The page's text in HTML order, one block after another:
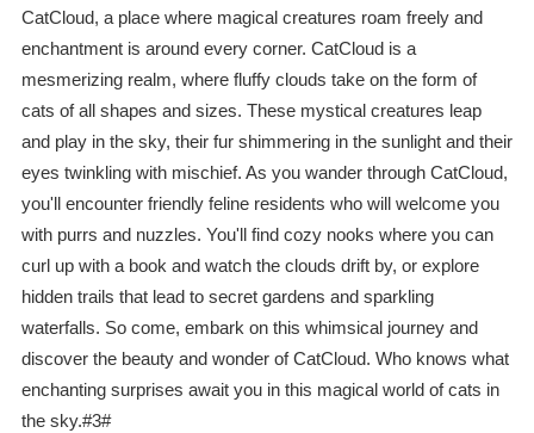
CatCloud, a place where magical creatures roam freely and
enchantment is around every corner. CatCloud is a
mesmerizing realm, where fluffy clouds take on the form of
cats of all shapes and sizes. These mystical creatures leap
and play in the sky, their fur shimmering in the sunlight and their
eyes twinkling with mischief. As you wander through CatCloud,
you'll encounter friendly feline residents who will welcome you
with purrs and nuzzles. You'll find cozy nooks where you can
curl up with a book and watch the clouds drift by, or explore
hidden trails that lead to secret gardens and sparkling
waterfalls. So come, embark on this whimsical journey and
discover the beauty and wonder of CatCloud. Who knows what
enchanting surprises await you in this magical world of cats in
the sky.#3#